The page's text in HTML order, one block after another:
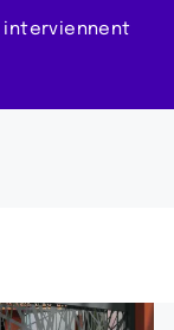
interviennent